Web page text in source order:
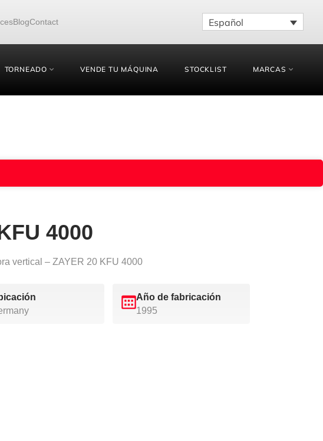
BlogContact Español
TORNEADO VENDE TU MÁQUINA STOCKLIST MARCAS
4000
vertical – ZAYER 20 KFU 4000
Año de fabricación
1995